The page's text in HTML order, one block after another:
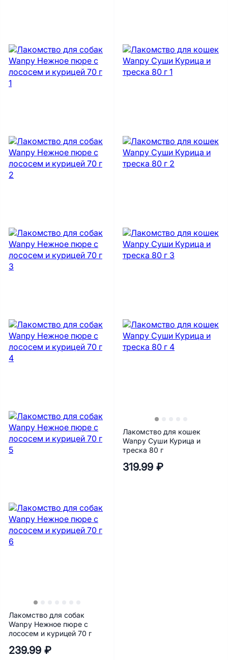
Лакомство для собак
Wanpy Нежное пюре с
лососем и курицей 70 г
239.99 ₽
Лакомство для кошек
Wanpy Суши Курица и
треска 80 г
319.99 ₽